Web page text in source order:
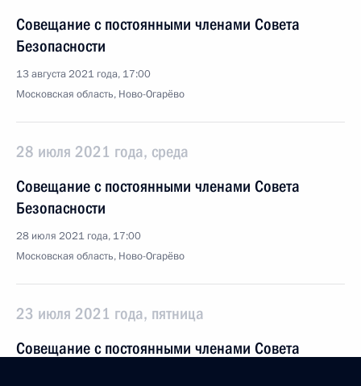
Совещание с постоянными членами Совета
Безопасности
13 августа 2021 года, 17:00
Московская область, Ново-Огарёво
28 июля 2021 года, среда
Совещание с постоянными членами Совета
Безопасности
28 июля 2021 года, 17:00
Московская область, Ново-Огарёво
23 июля 2021 года, пятница
Совещание с постоянными членами Совета